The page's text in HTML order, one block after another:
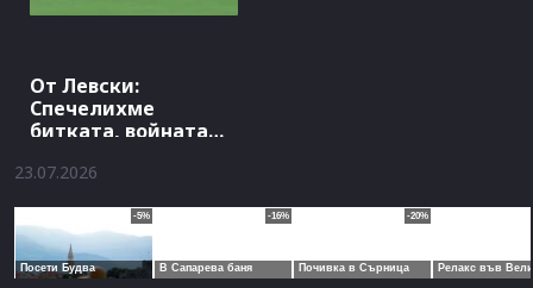
От Левски:
Спечелихме
битката, войната
23.07.2026